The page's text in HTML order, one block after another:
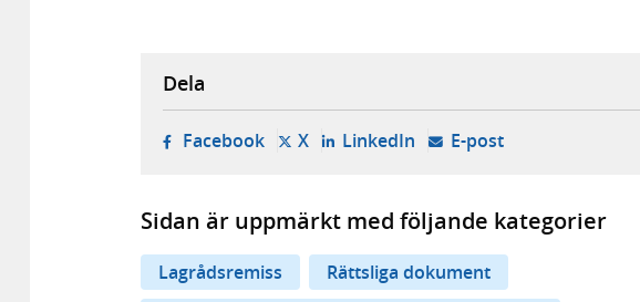
Dela
Facebook- öppnas i ny flik, extern webbplats,
X- öppnas i ny flik, extern webbplats,
LinkedIn- öppnas i ny flik, extern
E-post- öppnar din e-
Sidan är uppmärkt med följande kategorier
Lagrådsremiss
Rättsliga dokument